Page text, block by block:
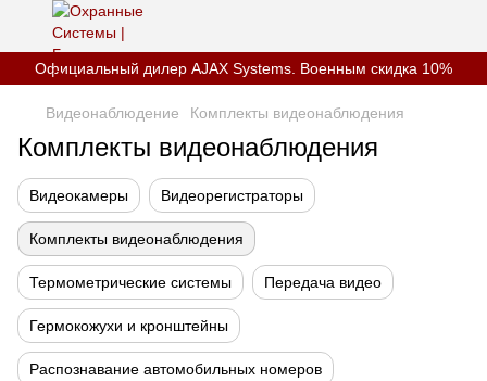
Официальный дилер AJAX Systems. Военным скидка 10%
Видеонаблюдение Комплекты видеонаблюдения
Комплекты видеонаблюдения
Видеокамеры Видеорегистраторы
Комплекты видеонаблюдения
Термометрические системы Передача видео
Гермокожухи и кронштейны
Распознавание автомобильных номеров